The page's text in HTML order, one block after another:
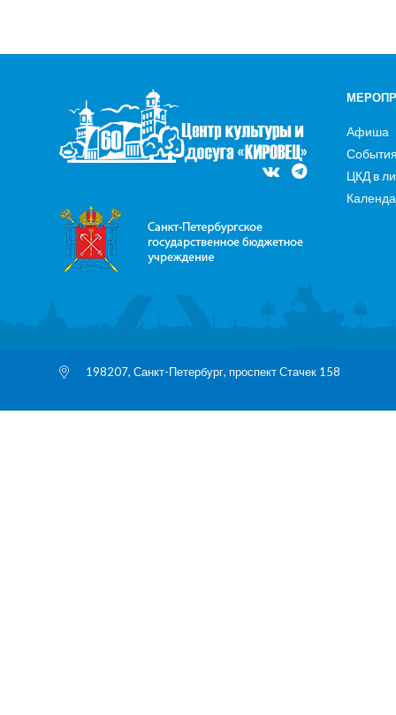
Афиша
ЦКД в
198207, Санкт-Петербург, проспект Стачек 158